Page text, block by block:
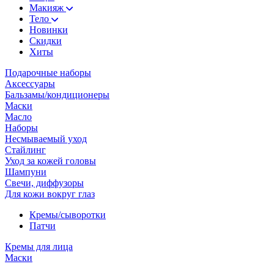
Макияж
Тело
Новинки
Скидки
Хиты
Подарочные наборы
Аксессуары
Бальзамы/кондиционеры
Маски
Масло
Наборы
Несмываемый уход
Стайлинг
Уход за кожей головы
Шампуни
Свечи, диффузоры
Для кожи вокруг глаз
Кремы/сыворотки
Патчи
Кремы для лица
Маски